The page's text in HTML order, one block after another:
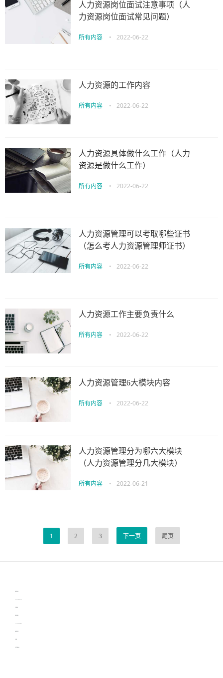
人力资源岗位面试注意事项（人
力资源岗位面试常见问题）
所有内容 • 2022-06-22
人力资源的工作内容
所有内容 • 2022-06-22
人力资源具体做什么工作（人力
资源是做什么工作）
所有内容 • 2022-06-22
人力资源管理可以考取哪些证书
（怎么考人力资源管理师证书）
所有内容 • 2022-06-22
人力资源工作主要负责什么
所有内容 • 2022-06-22
人力资源管理6大模块内容
所有内容 • 2022-06-22
人力资源管理分为哪六大模块
（人力资源管理分几大模块）
所有内容 • 2022-06-21
1 2 3 下一页 尾页